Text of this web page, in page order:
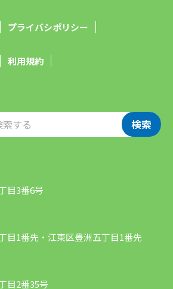
プライバシポリシー
利用規約
検索
目3番6号
目1番先・江東区豊洲五丁目1番先
目2番35号